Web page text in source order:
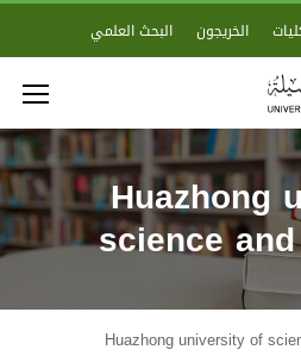
الخريجون البحث العلمي
Huazhong
science
Huazhong university of